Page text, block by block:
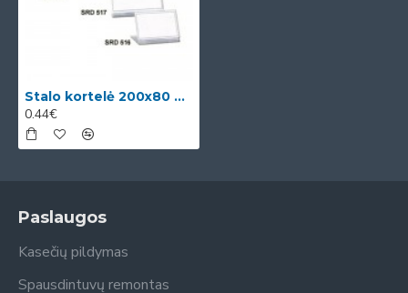
Stalo kortelė 200x80 mm, SRD 527 0614-003
0.44€
Paslaugos
Kasečių pildymas
Spausdintuvų remontas